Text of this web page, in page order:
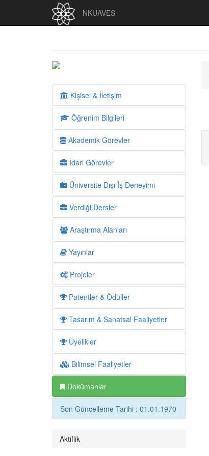
NKUAVES
Kişisel & İletişim
Öğrenim Bilgileri
Akademik Görevler
İdari Görevler
Üniversite Dışı İş Deneyimi
Verdiği Dersler
Araştırma Alanları
Yayınlar
Projeler
Patentler & Ödüller
Tasarım & Sanatsal Faaliyetler
Üyelikler
Bilimsel Faaliyetler
Dokümanlar
Son Güncelleme Tarihi : 01.01.1970
Aktiflik